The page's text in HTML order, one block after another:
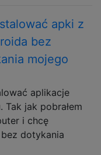
apki z
bez
mojego
aplikacje
jak pobrałem
i chcę
dotykania